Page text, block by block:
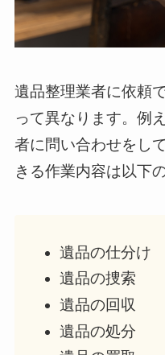
遺品整理業者に依頼
って異なります。例え
者に問い合わせをし
きる作業内容は以下
遺品の仕分け
遺品の捜索
遺品の回収
遺品の処分